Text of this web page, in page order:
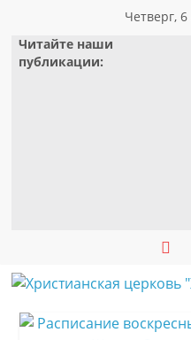
content
Четверг, 6
Читайте наши
публикации: